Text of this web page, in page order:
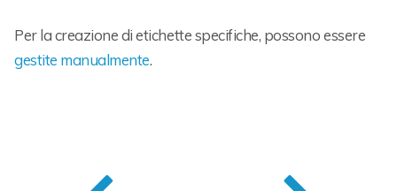
Per la creazione di etichette specifiche, possono essere
gestite manualmente.